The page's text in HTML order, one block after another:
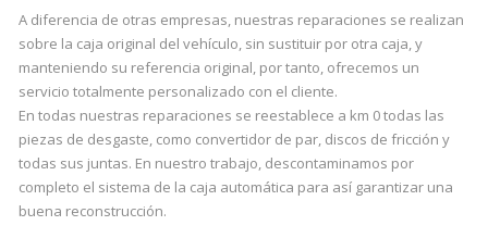
A diferencia de otras empresas, nuestras reparaciones se realizan
sobre la caja original del vehículo, sin sustituir por otra caja, y
manteniendo su referencia original, por tanto, ofrecemos un
servicio totalmente personalizado con el cliente.
En todas nuestras reparaciones se reestablece a km 0 todas las
piezas de desgaste, como convertidor de par, discos de fricción y
todas sus juntas. En nuestro trabajo, descontaminamos por
completo el sistema de la caja automática para así garantizar una
buena reconstrucción.